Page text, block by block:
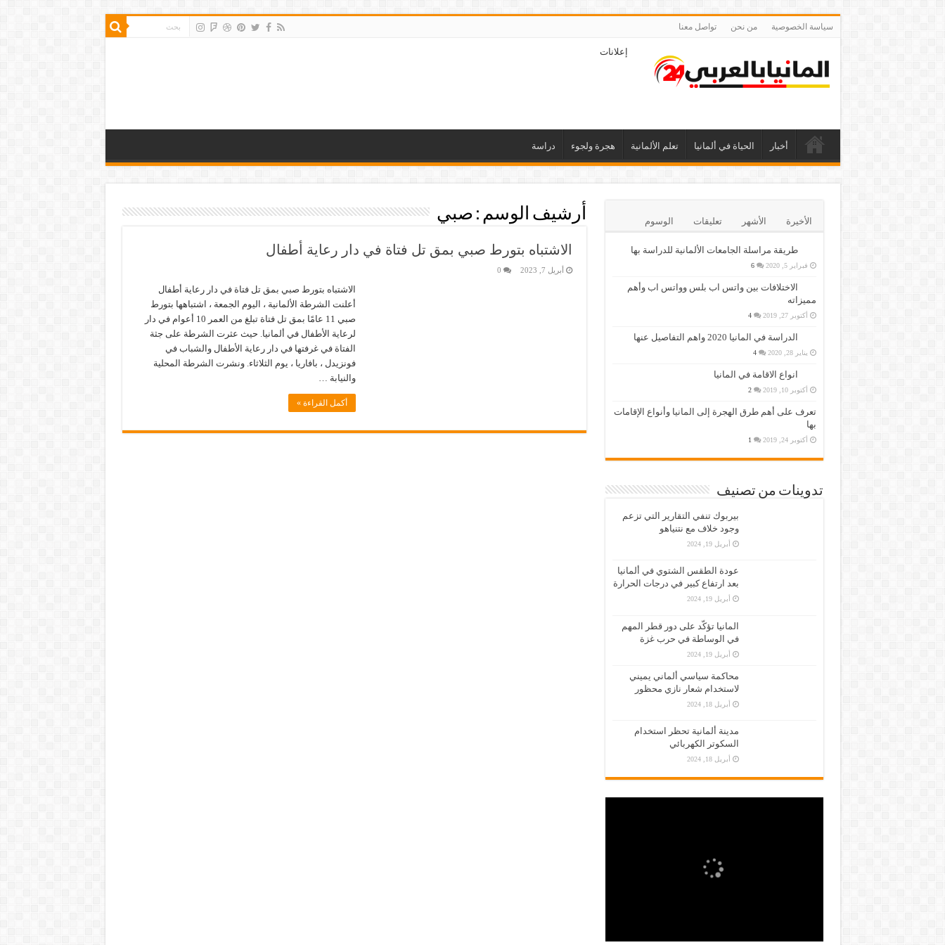
سياسة الخصوصية من نحن تواصل معنا
إعلانات
أخبار الحياة في ألمانيا تعلم الألمانية هجرة ولجوء دراسة
أرشيف الوسم : صبي
الاشتباه بتورط صبي بمق تل فتاة في دار رعاية أطفال
أبريل 7, 2023 0
الاشتباه بتورط صبي بمق تل فتاة في دار رعاية أطفال
أعلنت الشرطة الألمانية ، اليوم الجمعة ، اشتباهها بتورط
صبي 11 عامًا بمق تل فتاة تبلغ من العمر 10 أعوام في دار
لرعاية الأطفال في ألمانيا. حيث عثرت الشرطة على جثة
الفتاة في غرفتها في دار رعاية الأطفال والشباب في
فونزيدل ، بافاريا ، يوم الثلاثاء. ونشرت الشرطة المحلية
والنيابة …
أكمل القراءة »
الأخيرة الأشهر تعليقات الوسوم
طريقة مراسلة الجامعات الألمانية للدراسة بها
فبراير 5, 2020 6
الاختلافات بين واتس اب بلس وواتس اب وأهم
مميزاته
أكتوبر 27, 2019 4
الدراسة في المانيا 2020 واهم التفاصيل عنها
يناير 28, 2020 4
انواع الاقامة في المانيا
أكتوبر 10, 2019 2
تعرف على أهم طرق الهجرة إلى المانيا وأنواع الإقامات
بها
أكتوبر 24, 2019 1
تدوينات من تصنيف
بيربوك تنفي التقارير التي تزعم
وجود خلاف مع نتنياهو
أبريل 19, 2024
عودة الطقس الشتوي في ألمانيا
بعد ارتفاع كبير في درجات الحرارة
أبريل 19, 2024
المانيا تؤكّد على دور قطر المهم
في الوساطة في حرب غزة
أبريل 19, 2024
محاكمة سياسي ألماني يميني
لاستخدام شعار نازي محظور
أبريل 18, 2024
مدينة ألمانية تحظر استخدام
السكوتر الكهربائي
أبريل 18, 2024